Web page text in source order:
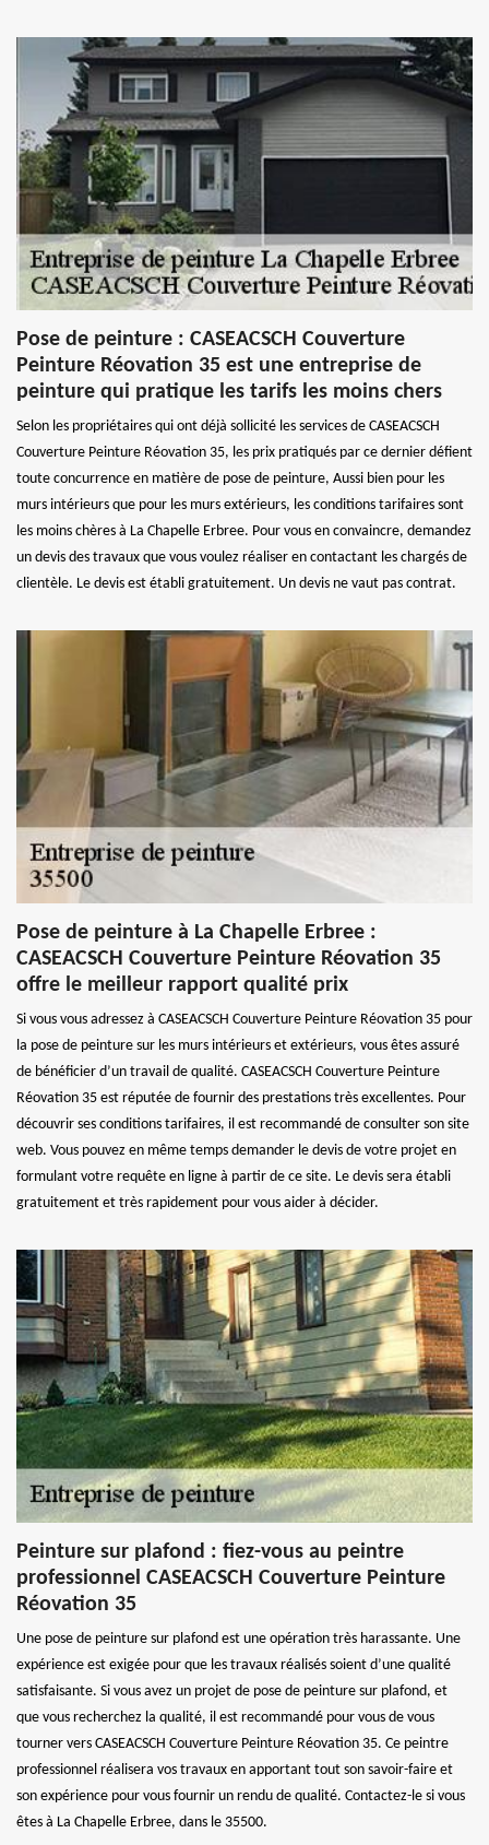
Pose de peinture : CASEACSCH Couverture
Peinture Réovation 35 est une entreprise de
peinture qui pratique les tarifs les moins chers
Selon les propriétaires qui ont déjà sollicité les services de CASEACSCH
Couverture Peinture Réovation 35, les prix pratiqués par ce dernier défient
toute concurrence en matière de pose de peinture, Aussi bien pour les
murs intérieurs que pour les murs extérieurs, les conditions tarifaires sont
les moins chères à La Chapelle Erbree. Pour vous en convaincre, demandez
un devis des travaux que vous voulez réaliser en contactant les chargés de
clientèle. Le devis est établi gratuitement. Un devis ne vaut pas contrat.
Pose de peinture à La Chapelle Erbree :
CASEACSCH Couverture Peinture Réovation 35
offre le meilleur rapport qualité prix
Si vous vous adressez à CASEACSCH Couverture Peinture Réovation 35 pour
la pose de peinture sur les murs intérieurs et extérieurs, vous êtes assuré
de bénéficier d’un travail de qualité. CASEACSCH Couverture Peinture
Réovation 35 est réputée de fournir des prestations très excellentes. Pour
découvrir ses conditions tarifaires, il est recommandé de consulter son site
web. Vous pouvez en même temps demander le devis de votre projet en
formulant votre requête en ligne à partir de ce site. Le devis sera établi
gratuitement et très rapidement pour vous aider à décider.
Peinture sur plafond : fiez-vous au peintre
professionnel CASEACSCH Couverture Peinture
Réovation 35
Une pose de peinture sur plafond est une opération très harassante. Une
expérience est exigée pour que les travaux réalisés soient d’une qualité
satisfaisante. Si vous avez un projet de pose de peinture sur plafond, et
que vous recherchez la qualité, il est recommandé pour vous de vous
tourner vers CASEACSCH Couverture Peinture Réovation 35. Ce peintre
professionnel réalisera vos travaux en apportant tout son savoir-faire et
son expérience pour vous fournir un rendu de qualité. Contactez-le si vous
êtes à La Chapelle Erbree, dans le 35500.